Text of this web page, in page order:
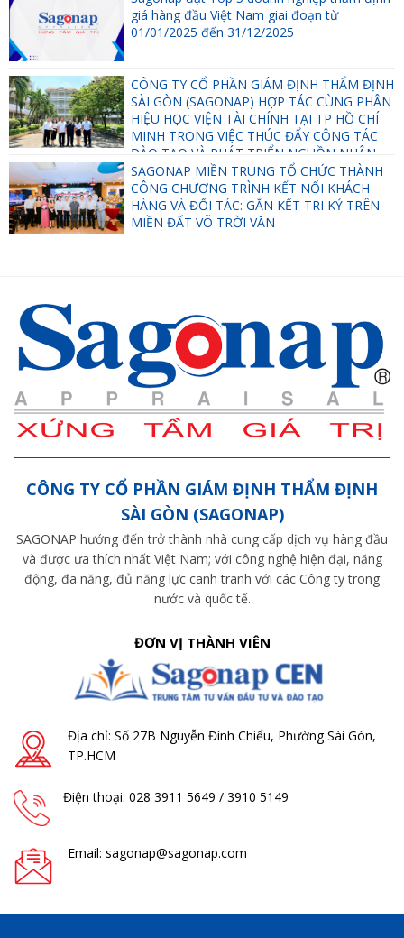
giá hàng đầu Việt Nam giai đoạn từ
01/01/2025 đến 31/12/2025
CÔNG TY CỔ PHẦN GIÁM ĐỊNH THẨM ĐỊNH
SÀI GÒN (SAGONAP) HỢP TÁC CÙNG PHÂN
HIỆU HỌC VIỆN TÀI CHÍNH TẠI TP HỒ CHÍ
MINH TRONG VIỆC THÚC ĐẨY CÔNG TÁC
ĐÀO TẠO VÀ PHÁT TRIỂN NGUỒN NHÂN
LỰC.
SAGONAP MIỀN TRUNG TỔ CHỨC THÀNH
CÔNG CHƯƠNG TRÌNH KẾT NỐI KHÁCH
HÀNG VÀ ĐỐI TÁC: GẮN KẾT TRI KỶ TRÊN
MIỀN ĐẤT VÕ TRỜI VĂN
CÔNG TY CỔ PHẦN GIÁM ĐỊNH THẨM ĐỊNH
SÀI GÒN (SAGONAP)
SAGONAP hướng đến trở thành nhà cung cấp dịch vụ hàng đầu
và được ưa thích nhất Việt Nam; với công nghệ hiện đại, năng
động, đa năng, đủ năng lực canh tranh với các Công ty trong
nước và quốc tế.
ĐƠN VỊ THÀNH VIÊN
Địa chỉ: Số 27B Nguyễn Đình Chiểu, Phường Sài Gòn,
TP.HCM
Điện thoại: 028 3911 5649 / 3910 5149
Email: sagonap@sagonap.com